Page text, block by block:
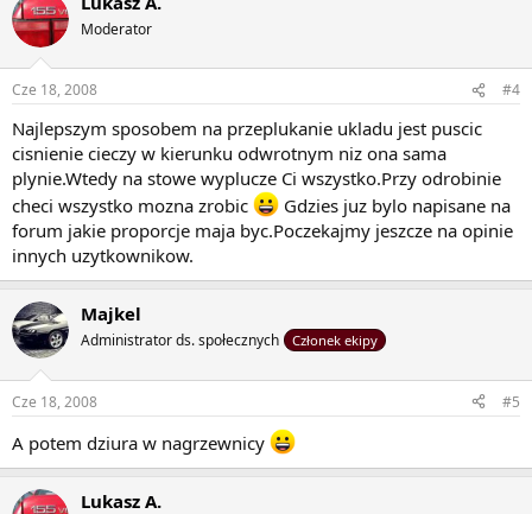
Moderator
Cze 18, 2008 #4
Najlepszym sposobem na przeplukanie ukladu jest puscic
cisnienie cieczy w kierunku odwrotnym niz ona sama
plynie.Wtedy na stowe wyplucze Ci wszystko.Przy odrobinie
checi wszystko mozna zrobic
Gdzies juz bylo napisane na
forum jakie proporcje maja byc.Poczekajmy jeszcze na opinie
innych uzytkownikow.
Majkel
Administrator ds. społecznych Członek ekipy
Cze 18, 2008 #5
A potem dziura w nagrzewnicy
Lukasz A.